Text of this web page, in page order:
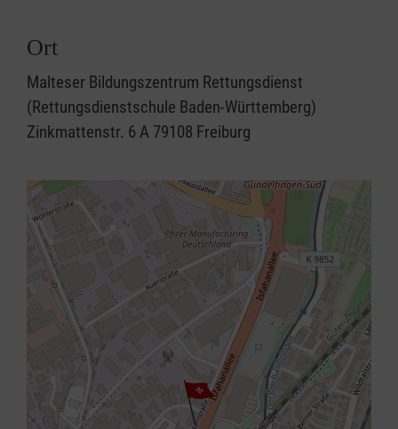
Ort
Malteser Bildungszentrum Rettungsdienst
(Rettungsdienstschule Baden-Württemberg)
Zinkmattenstr. 6 A 79108 Freiburg